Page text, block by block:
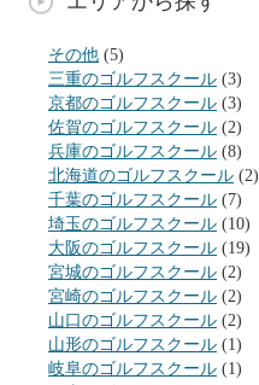
その他 (5)
三重のゴルフスクール (3)
京都のゴルフスクール (3)
佐賀のゴルフスクール (2)
兵庫のゴルフスクール (8)
北海道のゴルフスクール (2)
千葉のゴルフスクール (7)
埼玉のゴルフスクール (10)
大阪のゴルフスクール (19)
宮城のゴルフスクール (2)
宮崎のゴルフスクール (2)
山口のゴルフスクール (2)
山形のゴルフスクール (1)
岐阜のゴルフスクール (1)